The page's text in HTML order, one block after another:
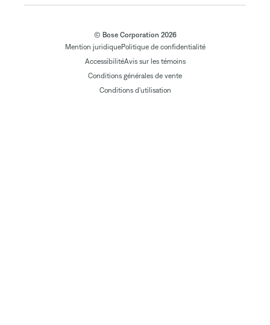
© Bose Corporation 2026
Mention juridiquePolitique de confidentialité
AccessibilitéAvis sur les témoins
Conditions générales de vente
Conditions d'utilisation